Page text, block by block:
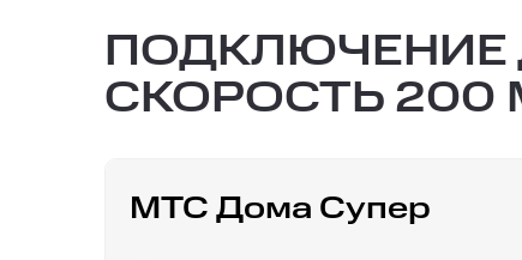
ПОДКЛЮЧЕНИЕ
СКОРОСТЬ 200
МТС Дома Супер